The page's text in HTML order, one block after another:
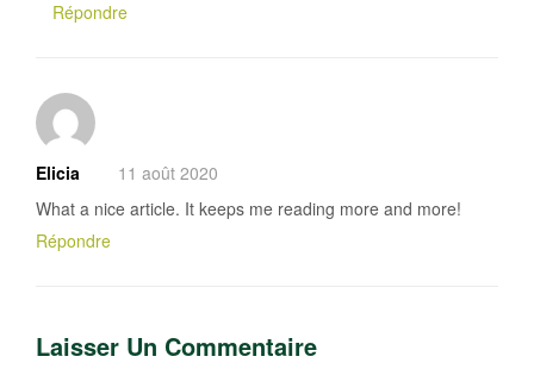
Répondre
Elicia
11 août 2020
What a nice article. It keeps me reading more and more!
Répondre
Laisser Un Commentaire